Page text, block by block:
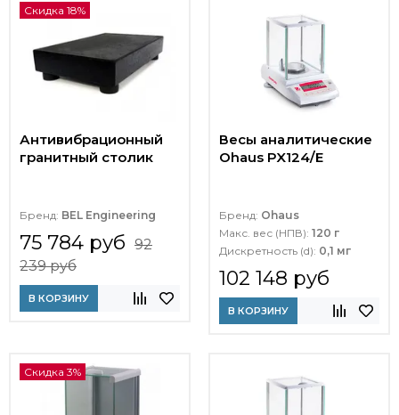
Скидка 18%
Антивибрационный
гранитный столик
Бренд: BEL Engineering
75 784 руб 92
239 руб
В КОРЗИНУ
Весы аналитические
Ohaus PX124/E
Бренд: Ohaus
Макс. вес (НПВ): 120 г
Дискретность (d): 0,1 мг
102 148 руб
В КОРЗИНУ
Скидка 3%